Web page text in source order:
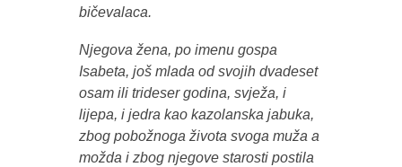
bičevalaca.
Njegova žena, po imenu gospa
Isabeta, još mlada od svojih dvadeset
osam ili trideser godina, svježa, i
lijepa, i jedra kao kazolanska jabuka,
zbog pobožnoga života svoga muža a
možda i zbog njegove starosti postila